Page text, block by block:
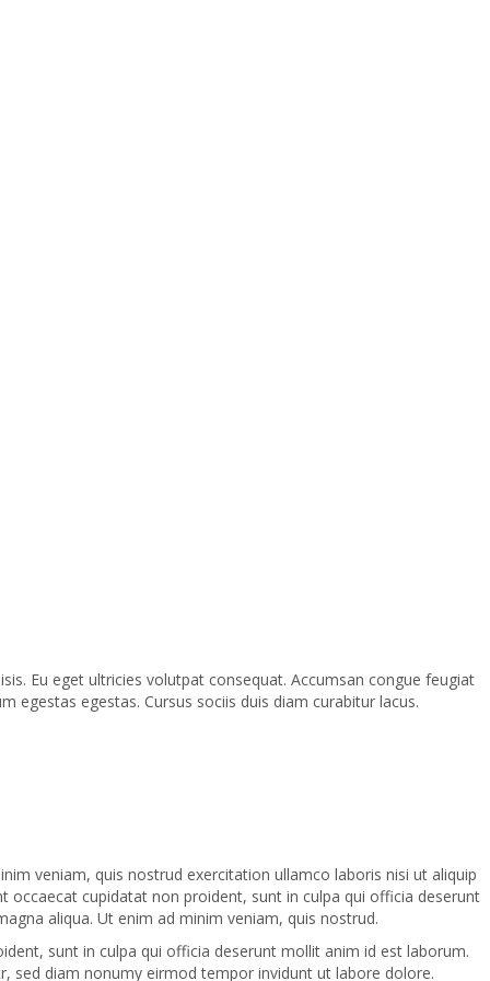
Eu eget ultricies volutpat consequat. Accumsan congue feugiat
egestas egestas. Cursus sociis duis diam curabitur lacus.
veniam, quis nostrud exercitation ullamco laboris nisi ut aliquip
cupidatat non proident, sunt in culpa qui officia deserunt
aliqua. Ut enim ad minim veniam, quis nostrud.
sunt in culpa qui officia deserunt mollit anim id est laborum.
sed diam nonumy eirmod tempor invidunt ut labore dolore.